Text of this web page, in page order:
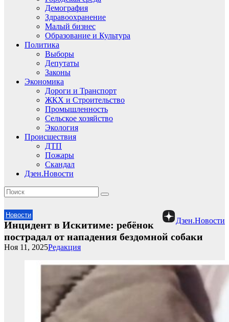
Демография
Здравоохранение
Малый бизнес
Образование и Культура
Политика
Выборы
Депутаты
Законы
Экономика
Дороги и Транспорт
ЖКХ и Строительство
Промышленность
Сельское хозяйство
Экология
Происшествия
ДТП
Пожары
Скандал
Дзен.Новости
Новости
Дзен.Новости
Инцидент в Искитиме: ребёнок
пострадал от нападения бездомной собаки
Редакция
Ноя 11, 2025